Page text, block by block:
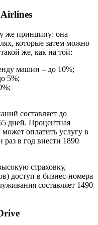
же принципу: она
которые затем можно
же, как на той:
машин – до 10%;
5%;
составляет до
дней. Процентная
оплатить услугу в
в год внести 1890
страховку,
доступ в бизнес-номера
составляет 1490